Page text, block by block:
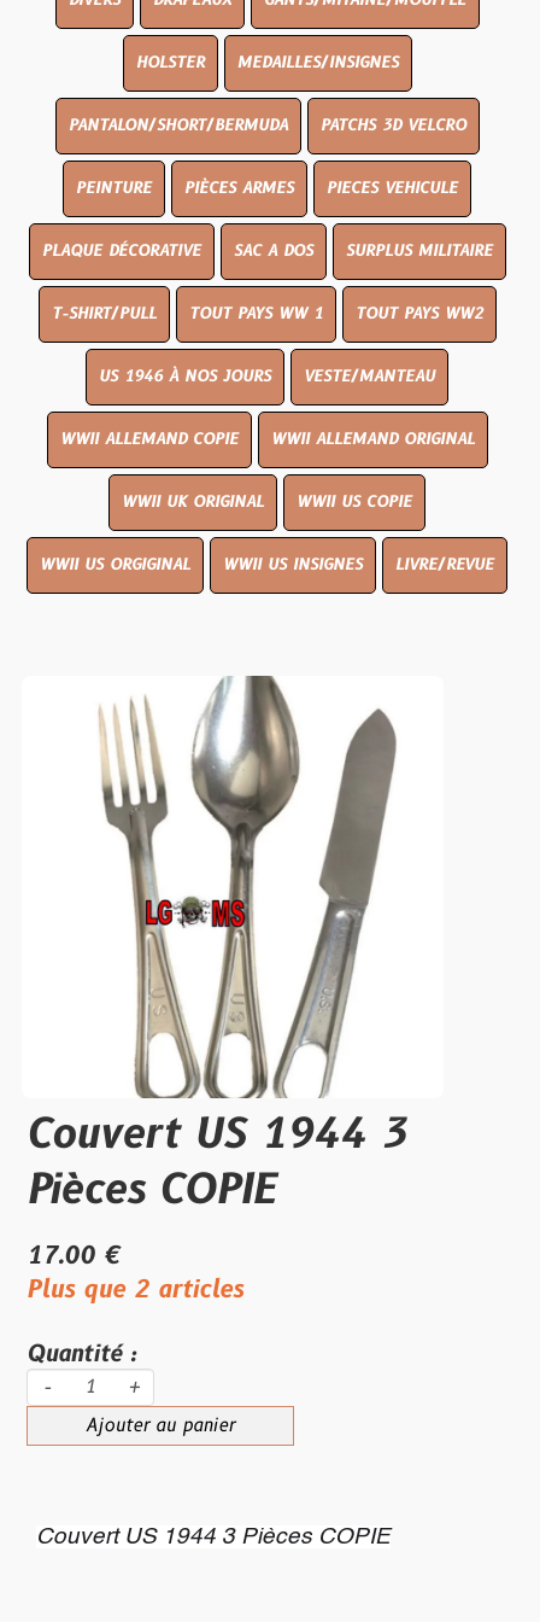
HOLSTER MEDAILLES/INSIGNES
PANTALON/SHORT/BERMUDA PATCHS 3D VELCRO
PEINTURE PIÈCES ARMES PIECES VEHICULE
PLAQUE DÉCORATIVE SAC A DOS SURPLUS MILITAIRE
T-SHIRT/PULL TOUT PAYS WW 1 TOUT PAYS WW2
US 1946 À NOS JOURS VESTE/MANTEAU
WWII ALLEMAND COPIE WWII ALLEMAND ORIGINAL
WWII UK ORIGINAL WWII US COPIE
WWII US ORGIGINAL WWII US INSIGNES LIVRE/REVUE
Couvert US 1944 3
Pièces COPIE
17.00 €
Plus que 2 articles
Quantité :
- +
Ajouter au panier
Couvert US 1944 3 Pièces COPIE